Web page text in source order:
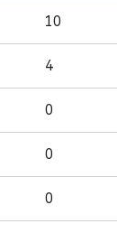
2016
있습니다.
10
4
0
0
0